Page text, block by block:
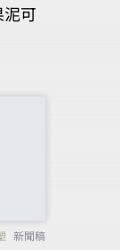
可
新聞稿